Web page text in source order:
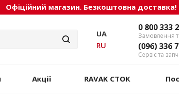
Офіційний магазин. Безкоштовна доставка!
0 800 333
Замовлення
(096) 336
Сервіс та
UA
RU
Акції RAVAK СТОК